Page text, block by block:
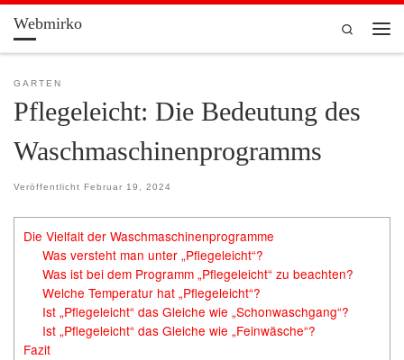
Zum Inhalt springen
Webmirko
Search
GARTEN
Pflegeleicht: Die Bedeutung des
Waschmaschinenprogramms
Veröffentlicht Februar 19, 2024
Die Vielfalt der Waschmaschinenprogramme
Was versteht man unter „Pflegeleicht“?
Was ist bei dem Programm „Pflegeleicht“ zu beachten?
Welche Temperatur hat „Pflegeleicht“?
Ist „Pflegeleicht“ das Gleiche wie „Schonwaschgang“?
Ist „Pflegeleicht“ das Gleiche wie „Feinwäsche“?
Fazit